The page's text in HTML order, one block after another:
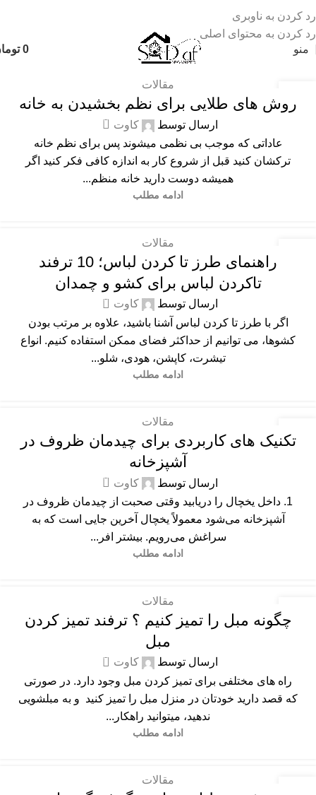
رد کردن به ناوبری
رد کردن به محتوای اصلی
منو
0
شهریور
مقالات
روش های طلایی برای نظم بخشیدن به خانه
ارسال توسط کاوت 0
عاداتی که موجب بی نظمی میشوند پس برای نظم خانه
ترکشان کنید قبل از شروع کار به اندازه کافی فکر کنید اگر
همیشه دوست دارید خانه منظم...
ادامه مطلب
مقالات
راهنمای طرز تا کردن لباس؛ 10 ترفند
تاکردن لباس برای کشو و چمدان
ارسال توسط کاوت 0
اگر با طرز تا کردن لباس آشنا باشید، علاوه بر مرتب بودن
کشوها، می توانیم از حداکثر فضای ممکن استفاده کنیم. انواع
تیشرت، کاپشن، هودی، شلو...
ادامه مطلب
20
شهریور
مقالات
تکنیک های کاربردی برای چیدمان ظروف در
آشپزخانه
ارسال توسط کاوت 0
1. داخل یخچال را دریابید وقتی صحبت از چیدمان ظروف در
آشپزخانه می‌شود معمولاً یخچال آخرین جایی است که به
سراغش می‌رویم. بیشتر افر...
ادامه مطلب
شهریور
مقالات
چگونه مبل را تمیز کنیم ؟ ترفند تمیز کردن
مبل
ارسال توسط کاوت 0
راه های مختلفی برای تمیز کردن مبل وجود دارد. در صورتی
که قصد دارید خودتان در منزل مبل را تمیز کنید و به مبلشویی
ندهید، میتوانید راهکار...
ادامه مطلب
مقالات